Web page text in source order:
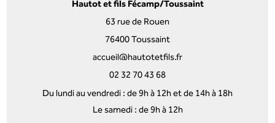
Hautot et fils Fécamp/Toussaint
63 rue de Rouen
76400 Toussaint
accueil@hautotetfils.fr
02 32 70 43 68
Du lundi au vendredi : de 9h à 12h et de 14h à 18h
Le samedi : de 9h à 12h